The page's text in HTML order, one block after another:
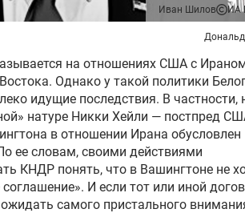
Иван Шилов ИА
на отношениях США с
Однако у такой политики
идущие последствия. В частности,
натуре Никки Хейли — постпред
в отношении Ирана обусловлен
ее словам, своими действиями
КНДР понять, что в Вашингтоне не
соглашение». И если тот или иной
самого пристального